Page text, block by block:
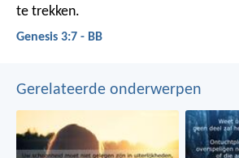
te trekken.
Genesis 3:7 - BB
Gerelateerde onderwerpen